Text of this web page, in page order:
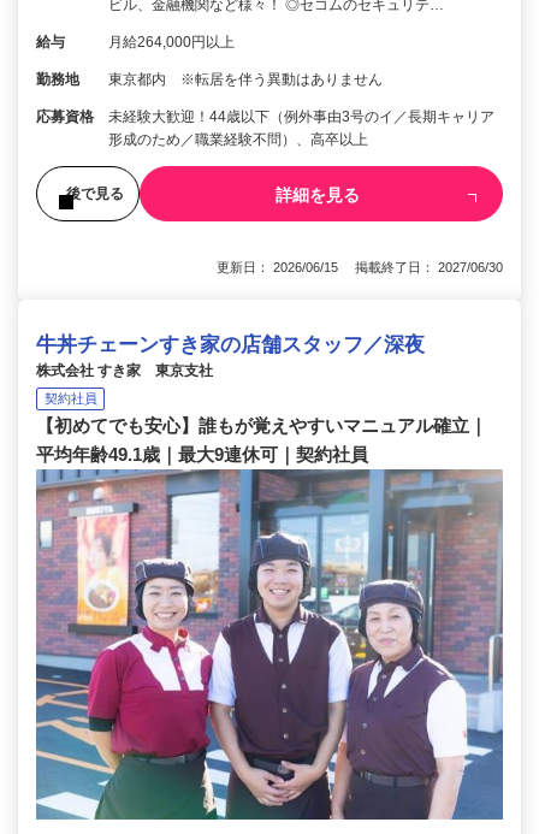
ビル、金融機関など様々！ ◎セコムのセキュリテ…
給与 月給264,000円以上
勤務地 東京都内 ※転居を伴う異動はありません
応募資格
未経験大歓迎！44歳以下（例外事由3号のイ／長期キャリア
形成のため／職業経験不問）、高卒以上
後で見る 詳細を見る
更新日： 2026/06/15 掲載終了日： 2027/06/30
牛丼チェーンすき家の店舗スタッフ／深夜
株式会社 すき家 東京支社
契約社員
【初めてでも安心】誰もが覚えやすいマニュアル確立｜
平均年齢49.1歳｜最大9連休可｜契約社員